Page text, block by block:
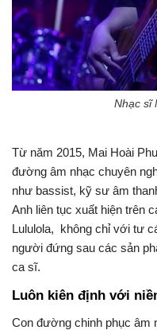
Nhạc sĩ
Từ năm 2015, Mai Hoài
đường âm nhạc chuyên
như bassist, kỹ sư âm
Anh liên tục xuất hiện trên
Lululola, không chỉ với tư
người đứng sau các sản
ca sĩ.
Luôn kiên định với
Con đường chinh phục âm